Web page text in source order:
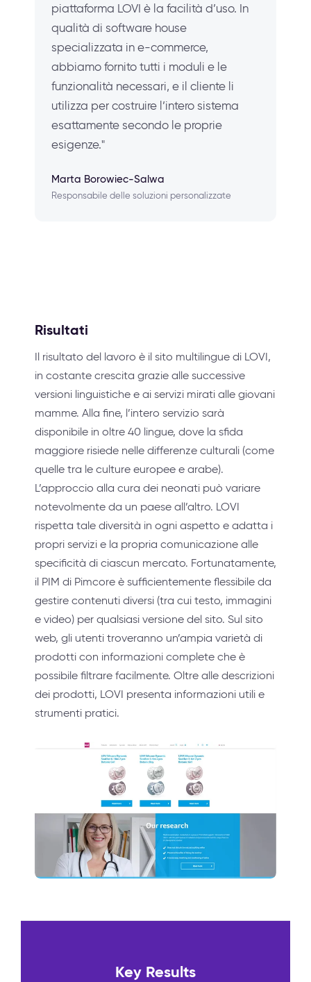
piattaforma LOVI è la facilità d’uso. In
qualità di software house
specializzata in e-commerce,
abbiamo fornito tutti i moduli e le
funzionalità necessari, e il cliente li
utilizza per costruire l’intero sistema
esattamente secondo le proprie
esigenze."
Marta Borowiec-Salwa
Responsabile delle soluzioni personalizzate
Risultati
Il risultato del lavoro è il sito multilingue di LOVI,
in costante crescita grazie alle successive
versioni linguistiche e ai servizi mirati alle giovani
mamme. Alla fine, l’intero servizio sarà
disponibile in oltre 40 lingue, dove la sfida
maggiore risiede nelle differenze culturali (come
quelle tra le culture europee e arabe).
L’approccio alla cura dei neonati può variare
notevolmente da un paese all’altro. LOVI
rispetta tale diversità in ogni aspetto e adatta i
propri servizi e la propria comunicazione alle
specificità di ciascun mercato. Fortunatamente,
il PIM di Pimcore è sufficientemente flessibile da
gestire contenuti diversi (tra cui testo, immagini
e video) per qualsiasi versione del sito. Sul sito
web, gli utenti troveranno un’ampia varietà di
prodotti con informazioni complete che è
possibile filtrare facilmente. Oltre alle descrizioni
dei prodotti, LOVI presenta informazioni utili e
strumenti pratici.
Key Results